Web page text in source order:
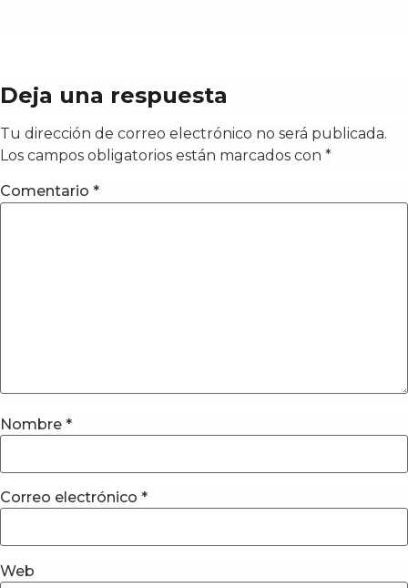
Deja una respuesta
Tu dirección de correo electrónico no será publicada.
Los campos obligatorios están marcados con *
Comentario *
Nombre *
Correo electrónico *
Web